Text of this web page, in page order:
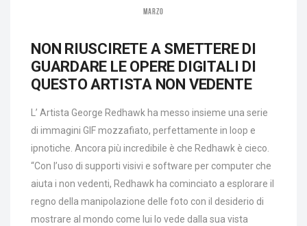
MARZO
NON RIUSCIRETE A SMETTERE DI
GUARDARE LE OPERE DIGITALI DI
QUESTO ARTISTA NON VEDENTE
L’ Artista George Redhawk ha messo insieme una serie
di immagini GIF mozzafiato, perfettamente in loop e
ipnotiche. Ancora più incredibile è che Redhawk è cieco.
“Con l’uso di supporti visivi e software per computer che
aiuta i non vedenti, Redhawk ha cominciato a esplorare il
regno della manipolazione delle foto con il desiderio di
mostrare al mondo come lui lo vede dalla sua vista